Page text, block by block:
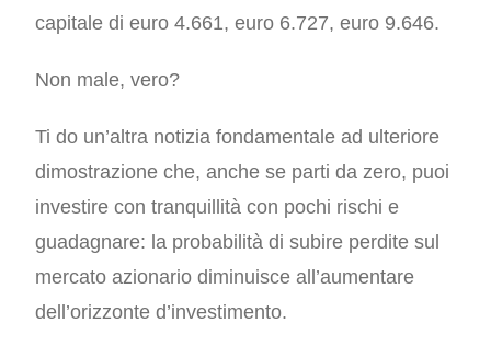
capitale di euro 4.661, euro 6.727, euro 9.646.
Non male, vero?
Ti do un’altra notizia fondamentale ad ulteriore
dimostrazione che, anche se parti da zero, puoi
investire con tranquillità con pochi rischi e
guadagnare: la probabilità di subire perdite sul
mercato azionario diminuisce all’aumentare
dell’orizzonte d’investimento.